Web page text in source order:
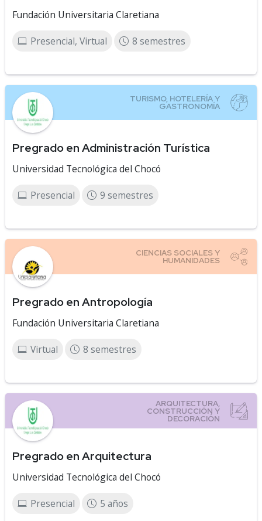
Fundación Universitaria Claretiana
Presencial, Virtual 8 semestres
Pregrado en Administración Turística
Universidad Tecnológica del Chocó
Presencial 9 semestres
Pregrado en Antropología
Fundación Universitaria Claretiana
Virtual 8 semestres
Pregrado en Arquitectura
Universidad Tecnológica del Chocó
Presencial 5 años